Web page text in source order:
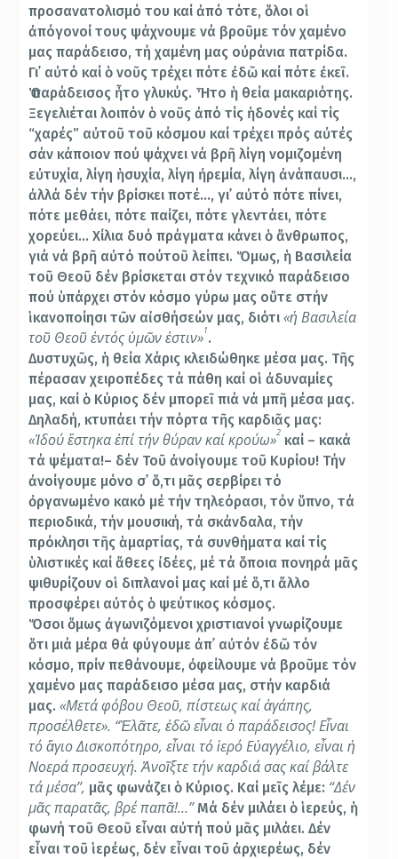
προσανατολισμό του καί ἀπό τότε, ὅλοι οἱ
ἀπόγονοί τους ψάχνουμε νά βροῦμε τόν χαμένο
μας παράδεισο, τή χαμένη μας οὐράνια πατρίδα.
Γι᾿ αὐτό καί ὁ νοῦς τρέχει πότε ἐδῶ καί πότε ἐκεῖ.
Ὁ παράδεισος ἦτο γλυκύς. Ἦτο ἡ θεία μακαριότης.
Ξεγελιέται λοιπόν ὁ νοῦς ἀπό τίς ἡδονές καί τίς
“χαρές” αὐτοῦ τοῦ κόσμου καί τρέχει πρός αὐτές
σάν κάποιον πού ψάχνει νά βρῆ λίγη νομιζομένη
εὐτυχία, λίγη ἡσυχία, λίγη ἠρεμία, λίγη ἀνάπαυσι…,
ἀλλά δέν τήν βρίσκει ποτέ…, γι᾿ αὐτό πότε πίνει,
πότε μεθάει, πότε παίζει, πότε γλεντάει, πότε
χορεύει… Χίλια δυό πράγματα κάνει ὁ ἄνθρωπος,
γιά νά βρῆ αὐτό πούτοῦ λείπει. Ὅμως, ἡ Βασιλεία
τοῦ Θεοῦ δέν βρίσκεται στόν τεχνικό παράδεισο
πού ὑπάρχει στόν κόσμο γύρω μας οὔτε στήν
ἱκανοποίησι τῶν αἰσθήσεών μας, διότι«ἡ Βασιλεία
τοῦ Θεοῦἐντός ὑμῶνἐστιν»1.
Δυστυχῶς, ἡ θεία Χάρις κλειδώθηκε μέσα μας. Τῆς
πέρασαν χειροπέδες τά πάθη καί οἱ ἀδυναμίες
μας, καί ὁ Κύριος δέν μπορεῖ πιά νά μπῆ μέσα μας.
Δηλαδή, κτυπάει τήν πόρτα τῆς καρδιᾶς μας:
«Ἰδούἔστηκαἐπί τήνθύρανκαίκρούω»2 καί – κακά
τά ψέματα!– δέν Τοῦ ἀνοίγουμε τοῦ Κυρίου! Τήν
ἀνοίγουμε μόνο σ᾿ ὅ,τι μᾶς σερβίρει τό
ὀργανωμένο κακό μέ τήν τηλεόρασι, τόν ὕπνο, τά
περιοδικά, τήν μουσική, τά σκάνδαλα, τήν
πρόκλησι τῆς ἁμαρτίας, τά συνθήματα καί τίς
ὑλιστικές καί ἄθεες ἰδέες, μέ τά ὅποια πονηρά μᾶς
ψιθυρίζουν οἱ διπλανοί μας καί μέ ὅ,τι ἄλλο
προσφέρει αὐτός ὁ ψεύτικος κόσμος.
Ὅσοι ὅμως ἀγωνιζόμενοι χριστιανοί γνωρίζουμε
ὅτι μιά μέρα θά φύγουμε ἀπ᾿ αὐτόν ἐδῶ τόν
κόσμο, πρίν πεθάνουμε, ὀφείλουμε νά βροῦμε τόν
χαμένο μας παράδεισο μέσα μας, στήν καρδιά
μας.«Μετάφόβου Θεοῦ, πίστεωςκαίἀγάπης,
προσέλθετε». “Ἐλᾶτε, ἐδῶεἶναι ὁ παράδεισος!Εἶναι
τόἅγιοΔισκοπότηρο, εἶναι τόἱερόΕὐαγγέλιο, εἶναι ἡ
Νοερά προσευχή. Ἀνοῖξτε τήνκαρδιάσαςκαίβάλτε
τάμέσα”, μᾶς φωνάζει ὁ Κύριος. Καί μεῖς λέμε: “Δέν
μᾶς παρατᾶς, βρέ παπᾶ!…”Μά δέν μιλάει ὁ ἱερεύς, ἡ
φωνή τοῦ Θεοῦ εἶναι αὐτή πού μᾶς μιλάει. Δέν
εἶναι τοῦ ἱερέως, δέν εἶναι τοῦ ἀρχιερέως, δέν